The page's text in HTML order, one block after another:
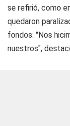
se refirió, como
quedaron
fondos: "Nos
nuestros",